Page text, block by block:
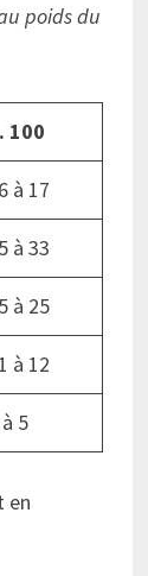
poids du
100
à 17
à 33
à 25
à 12
5
en